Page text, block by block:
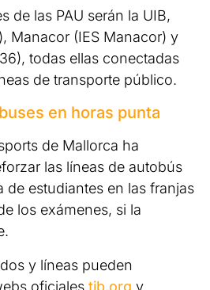
de las PAU serán la UIB,
Manacor (IES Manacor) y
todas ellas conectadas
de transporte público.
en horas punta
de Mallorca ha
las líneas de autobús
de estudiantes en las franjas
los exámenes, si la
y líneas pueden
oficiales tib.org y